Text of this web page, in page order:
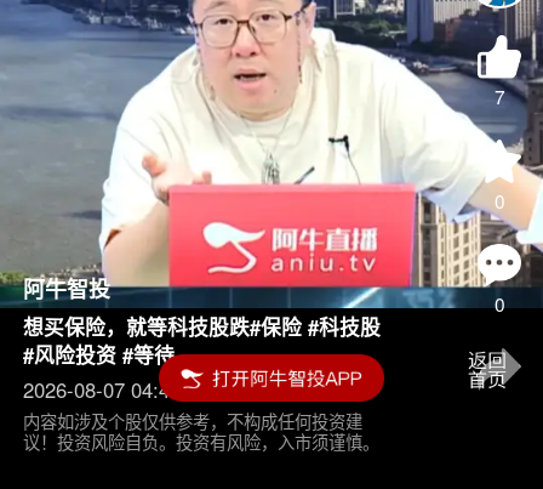
7
0
0
阿牛智投
想买保险，就等科技股跌#保险 #科技股
#风险投资 #等待
2026-08-07 04:45
内容如涉及个股仅供参考，不构成任何投资建
议！投资风险自负。投资有风险，入市须谨慎。